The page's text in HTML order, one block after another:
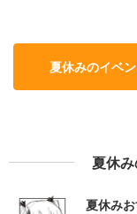
夏休みのイベ
夏休
夏休み